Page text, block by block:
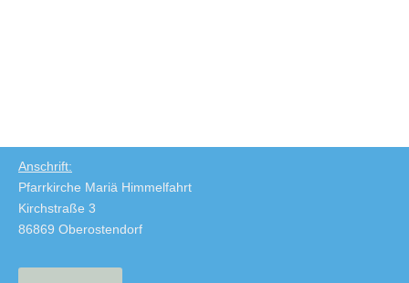
Anschrift:
Pfarrkirche Mariä Himmelfahrt
Kirchstraße 3
86869 Oberostendorf